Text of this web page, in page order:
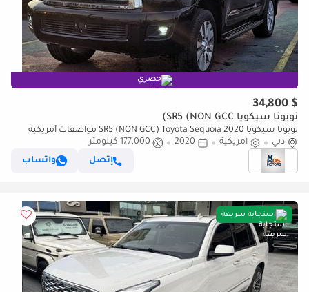
حصري
$ 34,800
تويوتا سيكويا SR5 (NON GCC)
تويوتا سيكويا SR5 (NON GCC) Toyota Sequoia 2020 مواصفات أمريكية
دبي
أمريكية 2020
177,000 كيلومتر
إتصل
واتساب
استجابة سريعة